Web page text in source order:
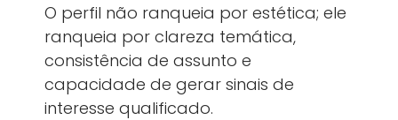
O perfil não ranqueia por estética; ele
ranqueia por clareza temática,
consistência de assunto e
capacidade de gerar sinais de
interesse qualificado.